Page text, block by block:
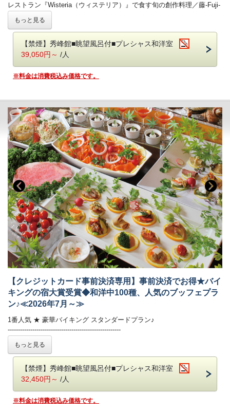
■客室
詳しくはお部屋詳細をご確認ください。
レストラン『Wisteria（ウィステリア）』で食す旬の創作料理／藤-Fuji-
-------------------------------------------------------
レストラン『Wisteria（ウィステリア）』でこだわりの創作料理をご堪
能いただけます。
＊創作料理（藤-Fuji-コース）＊
イキング）
レストランの営業時間は18：00～21:00（予定）です。
お食事時間は当日チェックインの際にご案内いたします。
ご夕食会場はレストランです。
気軽なイス・テーブル席の堅苦しくないリラックスした雰囲気の中、旬
の創作料理をお楽しみいただけます。
※Wisteriaでのお食事は1組につき4名様までとなります。
※仕入状況により、お料理の内容が変更になる場合がございます。
※画像はイメージです。お料理内容は季節ごとに異なります。
朝食ブッフェでは和洋60種！ごはん・パン、どちらもご用意しておりま
す。
お好みの具を選べるトッピングオムレツも人気☆
■温泉
自家源泉「子宝の湯」は、体の芯から温まる効能があり、
ご好評をいただいております。
鬼怒川温泉で最も高い場所に位置する13階空中庭園露天風呂｢昇龍の湯｣
からは時刻にて刻々と表情を変える景色をごゆっくりとお楽しみくださ
い！
・大浴場は秀峰館 八番館それぞれにございます。
・振れば願いが叶う打ち出の小槌をテーマにした4種の貸切風呂がござ
います。（有料）
■客室
詳しくはお部屋詳細をご確認ください。
もっと見る
【禁煙】秀峰館■眺望風呂付■プレシャス和洋室
39,050円～ /人
※料金は消費税込み価格です。
【クレジットカード事前決済専用】事前決済でお得★バイ
キングの宿大賞受賞◆和洋中100種、人気のブッフェプラ
ン♪≪2026年7月～≫
1番人気 ★ 豪華バイキング スタンダードプラン♪
-------------------------------------------------------
和洋中のお料理を豊富にご用意！
揚げたての天ぷらや焼きたてのステーキが大好評♪
日光名産湯波料理、種類豊富なデザートもおすすめです◎
鬼怒川温泉【あさや】での滞在をご堪能いただける
もっと見る
【禁煙】秀峰館■眺望風呂付■プレシャス和洋室
32,450円～ /人
※料金は消費税込み価格です。